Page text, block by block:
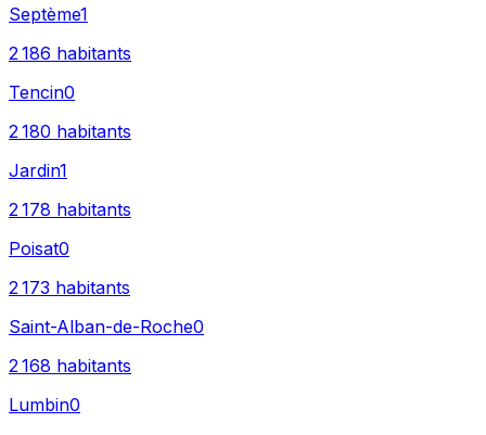
Septème1
2 186 habitants
Tencin0
2 180 habitants
Jardin1
2 178 habitants
Poisat0
2 173 habitants
Saint-Alban-de-Roche0
2 168 habitants
Lumbin0